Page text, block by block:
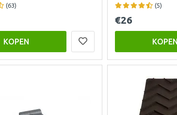
(63)
KOPEN
(5)
€26
KOPEN